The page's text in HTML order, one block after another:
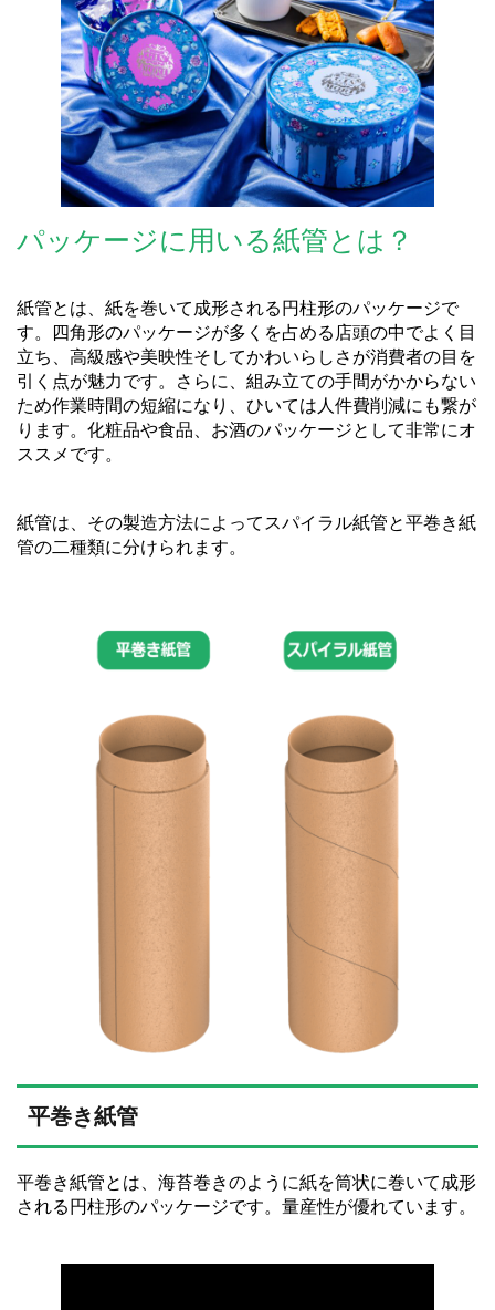
パッケージに用いる紙管とは？
紙管とは、紙を巻いて成形される円柱形のパッケージで
す。四角形のパッケージが多くを占める店頭の中でよく目
立ち、高級感や美映性そしてかわいらしさが消費者の目を
引く点が魅力です。さらに、組み立ての手間がかからない
ため作業時間の短縮になり、ひいては人件費削減にも繋が
ります。化粧品や食品、お酒のパッケージとして非常にオ
ススメです。
紙管は、その製造方法によってスパイラル紙管と平巻き紙
管の二種類に分けられます。
平巻き紙管
平巻き紙管とは、海苔巻きのように紙を筒状に巻いて成形
される円柱形のパッケージです。量産性が優れています。